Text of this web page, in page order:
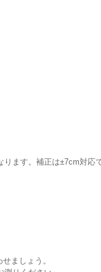
ります。補正は±7cm対応
ましょう。